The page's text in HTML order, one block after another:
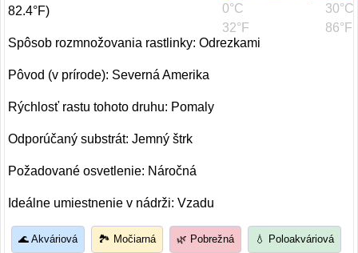
0°C
32°F
30°C
86°F
82.4°F)
Spôsob rozmnožovania rastlinky: Odrezkami
Pôvod (v prírode): Severná Amerika
Rýchlosť rastu tohoto druhu: Pomaly
Odporúčaný substrát: Jemný štrk
Požadované osvetlenie: Náročná
Ideálne umiestnenie v nádrži: Vzadu
🌊 Akváriová 🏞️ Močiarná 🌿 Pobrežná 💧 Poloakváriová